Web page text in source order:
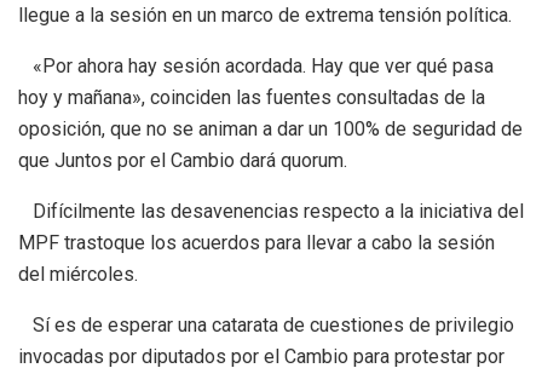
llegue a la sesión en un marco de extrema tensión política.
«Por ahora hay sesión acordada. Hay que ver qué pasa
hoy y mañana», coinciden las fuentes consultadas de la
oposición, que no se animan a dar un 100% de seguridad de
que Juntos por el Cambio dará quorum.
Difícilmente las desavenencias respecto a la iniciativa del
MPF trastoque los acuerdos para llevar a cabo la sesión
del miércoles.
Sí es de esperar una catarata de cuestiones de privilegio
invocadas por diputados por el Cambio para protestar por